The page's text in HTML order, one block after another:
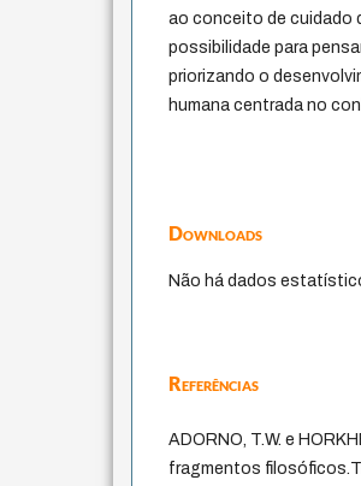
ao conceito de cuidado
possibilidade para
priorizando o
humana centrada no
Downloads
Não há dados
Referências
ADORNO, T.W. e
fragmentos